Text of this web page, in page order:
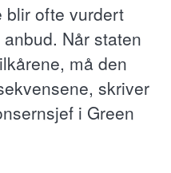
blir ofte vurdert
Når staten
må den
skriver
i Green